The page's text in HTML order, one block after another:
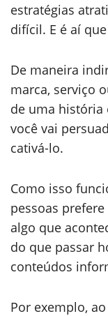
estratégias
difícil. E é aí
De maneira
marca, serviço
de uma história
você vai
cativá-lo.
Como isso
pessoas
algo que
do que passar
conteúdos
Por exemplo,